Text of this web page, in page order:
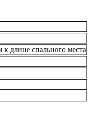
длине спального места